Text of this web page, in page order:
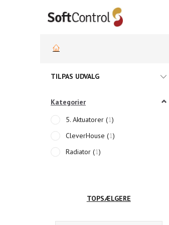
TILPAS UDVALG
Kategorier
5. Aktuatorer (1)
CleverHouse (1)
Radiator (1)
TOPSÆLGERE